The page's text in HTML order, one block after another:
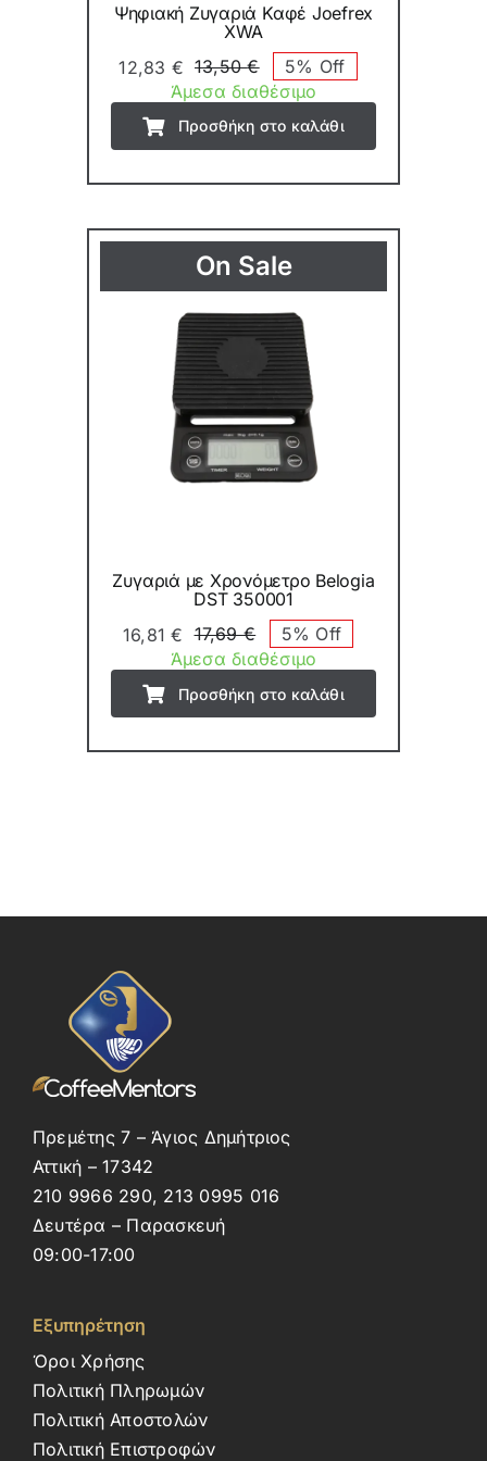
Ψηφιακή Ζυγαριά Καφέ Joefrex
XWA
13,50€Original
price
was:
13,50 €.
12,83 €
Η
τρέχουσα
τιμή
είναι:
12,83 €.
5% Off
Άμεσα διαθέσιμο
Προσθήκη στο καλάθι
On Sale
Ζυγαριά με Χρονόμετρο Belogia
DST 350001
17,69€Original
price
was:
17,69 €.
16,81€
Η
τρέχουσα
τιμή
είναι:
16,81 €.
5% Off
Άμεσα διαθέσιμο
Προσθήκη στο καλάθι
Πρεμέτης 7 – Άγιος Δημήτριος
Αττική – 17342
210 9966 290, 213 0995 016
Δευτέρα – Παρασκευή
09:00-17:00
Εξυπηρέτηση
Όροι Χρήσης
Πολιτική Πληρωμών
Πολιτική Αποστολών
Πολιτική Επιστροφών